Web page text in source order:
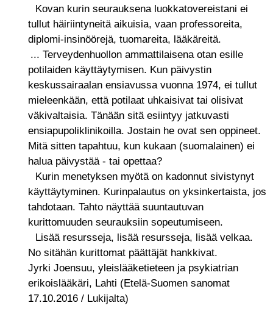
Kovan kurin seurauksena luokkatovereistani ei
tullut häiriintyneitä aikuisia, vaan professoreita,
diplomi-insinöörejä, tuomareita, lääkäreitä.
... Terveydenhuollon ammattilaisena otan esille
potilaiden käyttäytymisen. Kun päivystin
keskussairaalan ensiavussa vuonna 1974, ei tullut
mieleenkään, että potilaat uhkaisivat tai olisivat
väkivaltaisia. Tänään sitä esiintyy jatkuvasti
ensiapupoliklinikoilla. Jostain he ovat sen oppineet.
Mitä sitten tapahtuu, kun kukaan (suomalainen) ei
halua päivystää - tai opettaa?
Kurin menetyksen myötä on kadonnut sivistynyt
käyttäytyminen. Kurinpalautus on yksinkertaista, jos
tahdotaan. Tahto näyttää suuntautuvan
kurittomuuden seurauksiin sopeutumiseen.
Lisää resursseja, lisää resursseja, lisää velkaa.
No sitähän kurittomat päättäjät hankkivat.
Jyrki Joensuu, yleislääketieteen ja psykiatrian
erikoislääkäri, Lahti (Etelä-Suomen sanomat
17.10.2016 / Lukijalta)